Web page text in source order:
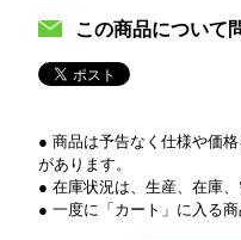
この商品について
● 商品は予告なく仕様や価
があります。
● 在庫状況は、生産、在庫
● 一度に「カート」に入る